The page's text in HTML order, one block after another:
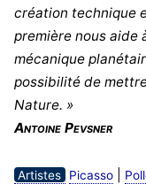
création technique
première nous aide
mécanique
possibilité de
Nature. »
Antoine Pevsner
Artistes Picasso|